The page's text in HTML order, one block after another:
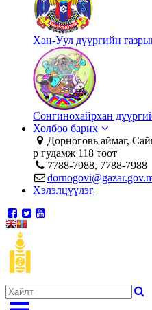
Хан-Уул дүүргийн
Сонгинохайрхан
Холбоо барих
Дорноговь аймаг,
р гудамж 118 тоот
7788-7988, 7788-7988
Хэлэлцүүлэг